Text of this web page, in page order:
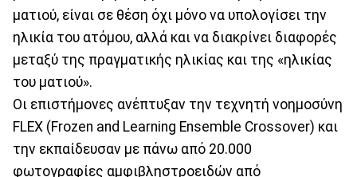
ματιού, είναι σε θέση όχι μόνο να υπολογίσει την
ηλικία του ατόμου, αλλά και να διακρίνει διαφορές
μεταξύ της πραγματικής ηλικίας και της «ηλικίας
του ματιού».
Οι επιστήμονες ανέπτυξαν την τεχνητή νοημοσύνη
FLEX (Frozen and Learning Ensemble Crossover) και
την εκπαίδευσαν με πάνω από 20.000
φωτογραφίες αμφιβληστροειδών από